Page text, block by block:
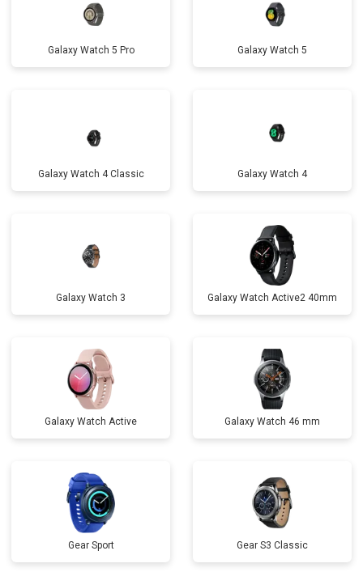
Galaxy Watch 5 Pro Galaxy Watch 5
Galaxy Watch 4 Classic Galaxy Watch 4
Galaxy Watch 3 Galaxy Watch Active2 40mm
Galaxy Watch Active Galaxy Watch 46 mm
Gear Sport Gear S3 Classic